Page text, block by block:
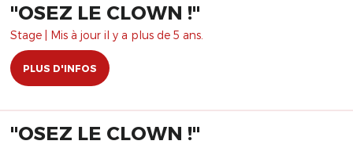
"OSEZ LE CLOWN !"
Stage | Mis à jour il y a plus de 5 ans.
PLUS D'INFOS
"OSEZ LE CLOWN !"